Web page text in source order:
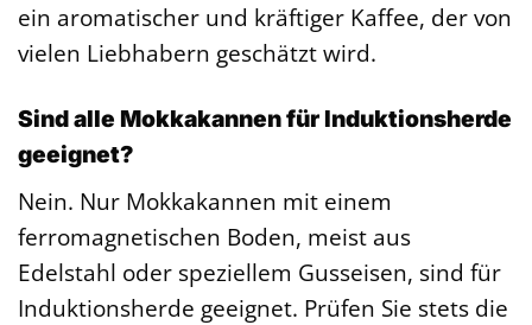
ein aromatischer und kräftiger Kaffee, der von
vielen Liebhabern geschätzt wird.
Sind alle Mokkakannen für Induktionsherde
geeignet?
Nein. Nur Mokkakannen mit einem
ferromagnetischen Boden, meist aus
Edelstahl oder speziellem Gusseisen, sind für
Induktionsherde geeignet. Prüfen Sie stets die